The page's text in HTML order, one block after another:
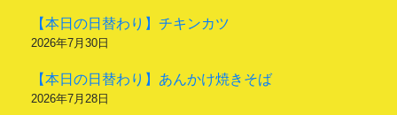
【本日の日替わり】チキンカツ
2026年7月30日
【本日の日替わり】あんかけ焼きそば
2026年7月28日